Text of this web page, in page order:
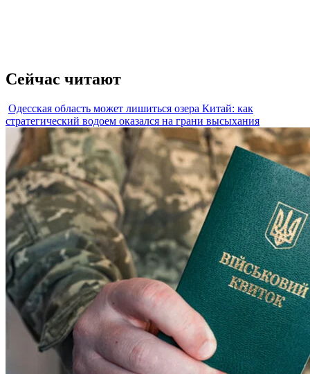
Сейчас читают
Одесская область может лишиться озера Китай: как
стратегический водоем оказался на грани высыхания